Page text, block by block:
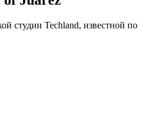
студии Techland, известной по